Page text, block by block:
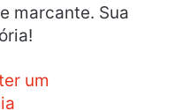
marcante. Sua
um